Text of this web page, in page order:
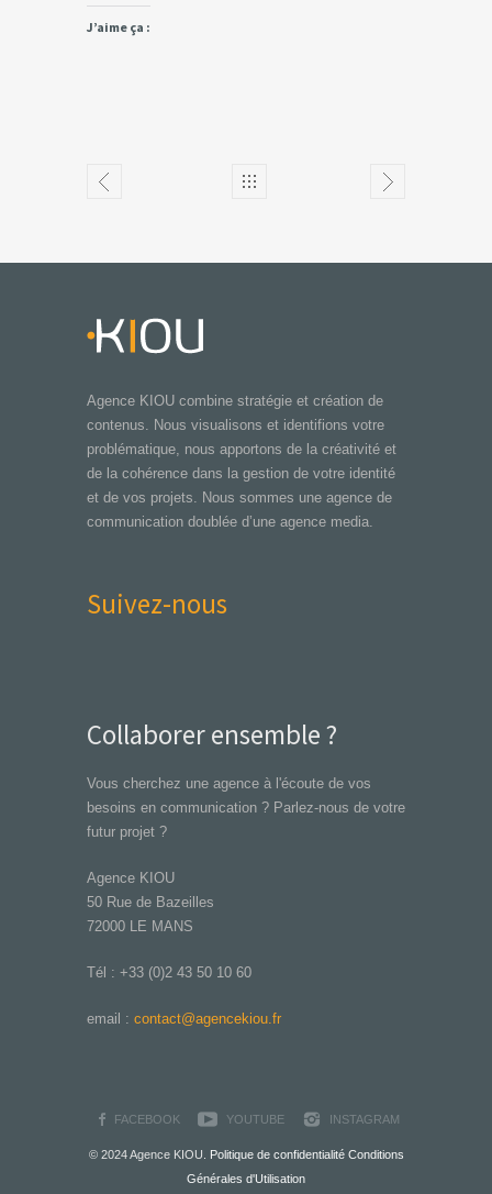
J’aime ça :
Agence KIOU combine stratégie et création de
contenus. Nous visualisons et identifions votre
problématique, nous apportons de la créativité et
de la cohérence dans la gestion de votre identité
et de vos projets. Nous sommes une agence de
communication doublée d’une agence media.
Suivez-nous
Collaborer ensemble ?
Vous cherchez une agence à l'écoute de vos
besoins en communication ? Parlez-nous de votre
futur projet ?
Agence KIOU
50 Rue de Bazeilles
72000 LE MANS
Tél : +33 (0)2 43 50 10 60
email : contact@agencekiou.fr
FACEBOOK YOUTUBE INSTAGRAM
© 2024 Agence KIOU. Politique de confidentialité Conditions
Générales d'Utilisation